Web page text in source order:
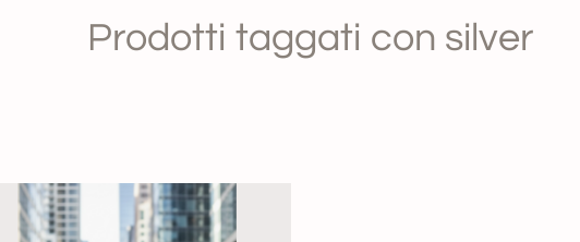
Prodotti taggati con silver